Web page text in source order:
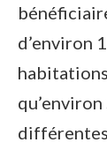
d’environ